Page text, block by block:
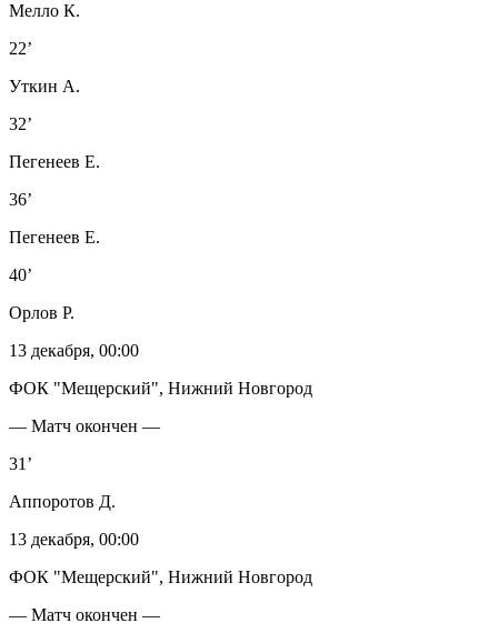
Мелло К.
22’
Уткин А.
32’
Пегенеев Е.
36’
Пегенеев Е.
40’
Орлов Р.
13 декабря, 00:00
ФОК "Мещерский", Нижний Новгород
— Матч окончен —
31’
Аппоротов Д.
13 декабря, 00:00
ФОК "Мещерский", Нижний Новгород
— Матч окончен —